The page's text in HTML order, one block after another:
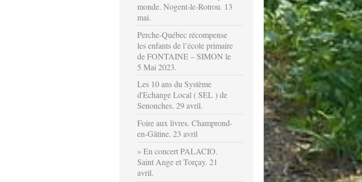
monde. Nogent-le-Rotrou. 13
mai.
Perche-Québec récompense
les enfants de l’école primaire
de FONTAINE – SIMON le
5 Mai 2023.
Les 10 ans du Système
d'Echange Local ( SEL ) de
Senonches. 29 avril.
Foire aux livres. Champrond-
en-Gâtine. 23 avril
En concert PALACIO.
Saint Ange et Torçay. 21
avril.